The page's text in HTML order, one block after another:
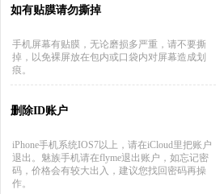
如有贴膜请勿撕掉
手机屏幕有贴膜，无论磨损多严重，请不要撕
掉，以免裸屏放在包内或口袋内对屏幕造成划
痕。
删除ID账户
iPhone手机系统IOS7以上，请在iCloud里把账户
退出。魅族手机请在flyme退出账户，如忘记密
码，价格会有较大出入，建议您找回密码再操
作。